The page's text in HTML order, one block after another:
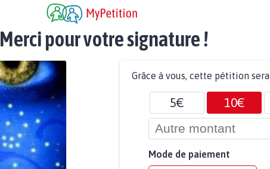
Merci pour votre signature !
Grâce à vous, cette pétition sera
5€ 10€
Mode de paiement